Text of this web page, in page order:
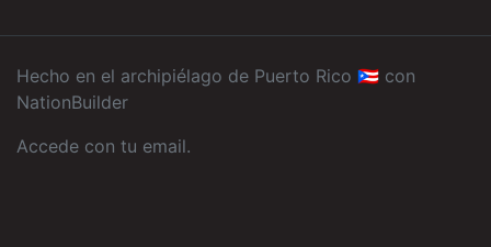
Hecho en el archipiélago de Puerto Rico 🇵🇷 con
NationBuilder
Accede con tu email.